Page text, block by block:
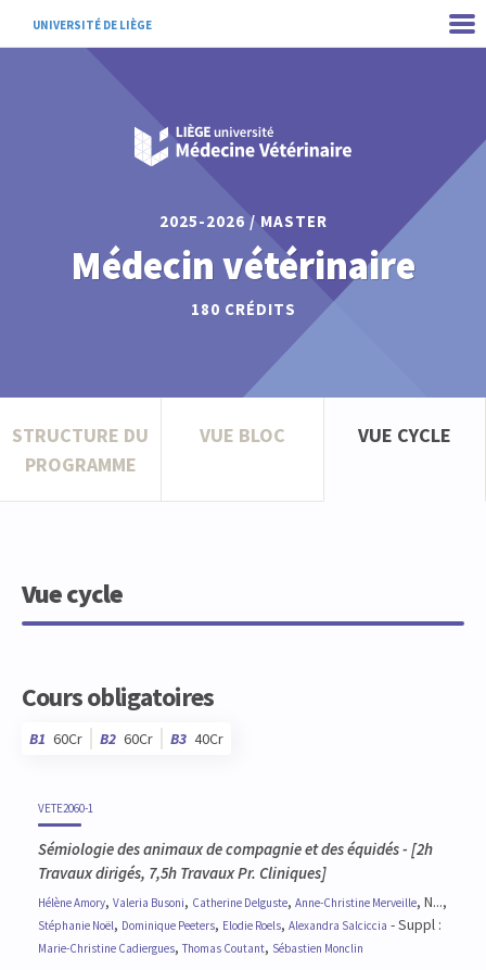
UNIVERSITÉ DE LIÈGE
2025-2026 / MASTER
Médecin vétérinaire
180 CRÉDITS
STRUCTURE DU
PROGRAMME
VUE BLOC VUE CYCLE
Vue cycle
Cours obligatoires
B1 60Cr B2 60Cr B3 40Cr
VETE2060-1
Sémiologie des animaux de compagnie et des équidés- [2h
Travaux dirigés, 7,5h Travaux Pr. Cliniques]
HélèneAmory, Valeria Busoni, Catherine Delguste, Anne-Christine Merveille, N...,
Stéphanie Noël, Dominique Peeters, Elodie Roels, Alexandra Salciccia - Suppl :
Marie-Christine Cadiergues, Thomas Coutant, Sébastien Monclin